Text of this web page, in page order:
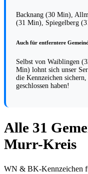
Backnang (30 Min),
(31 Min), Spiegelberg
Auch für entferntere
Selbst von Waiblingen
Min) lohnt sich unser
die Kennzeichen
geschlossen haben!
Alle 31
Murr-Kreis
WN & BK-Kennzeichen